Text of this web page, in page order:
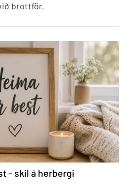
brottför.
- skil á herbergi